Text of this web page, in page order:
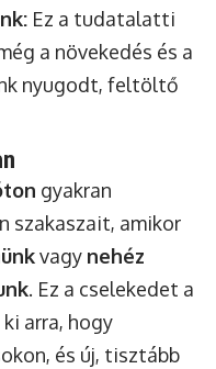
Ez a tudatalatti
a növekedés és a
nyugodt, feltöltő
gyakran
szakaszait, amikor
vagy nehéz
. Ez a cselekedet a
arra, hogy
és új, tisztább